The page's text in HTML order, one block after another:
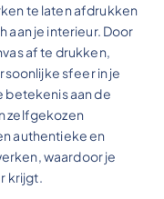
te laten afdrukken
aan je interieur. Door
af te drukken,
sfeer in je
betekenis aan de
zelfgekozen
authentieke en
waardoor je
krijgt.